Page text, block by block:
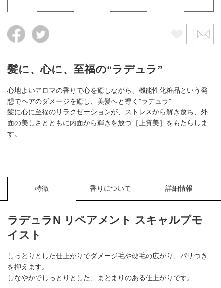
髪に、心に、至福の“ラデュラ”
心地よいアロマの香りで心を癒しながら、機能性化粧品という発
想でヘアのダメージを癒し、美髪へと導く"ラデュラ"
髪に心に至福のリラクゼーションが、ストレスから解き放ち、外
面の美しさとともに内面から輝きを放つ［上質美］をもたらしま
す。
特徴 香りについて 詳細情報
ラデュラN リペアメント スキャルプモ
イスト
しっとりとした仕上がりでダメージ毛や硬毛の広がり、パサつき
を抑えます。
しなやかでしっとりとした、まとまりのある仕上がりです。